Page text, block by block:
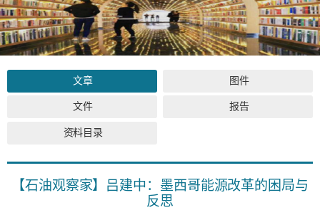
文章 图件
文件 报告
资料目录
【石油观察家】吕建中：墨西哥能源改革的困局与
反思